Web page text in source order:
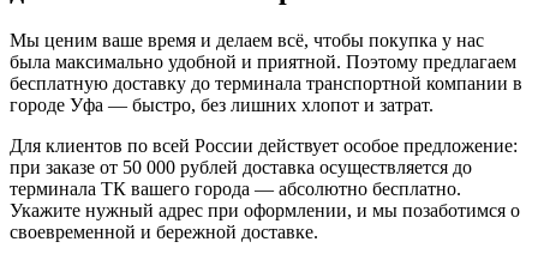
Мы ценим ваше время и делаем всё, чтобы покупка у нас
была максимально удобной и приятной. Поэтому предлагаем
бесплатную доставку до терминала транспортной компании в
городе Уфа — быстро, без лишних хлопот и затрат.
Для клиентов по всей России действует особое предложение:
при заказе от 50 000 рублей доставка осуществляется до
терминала ТК вашего города — абсолютно бесплатно.
Укажите нужный адрес при оформлении, и мы позаботимся о
своевременной и бережной доставке.